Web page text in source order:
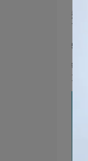
選
可
5.
敏
方更